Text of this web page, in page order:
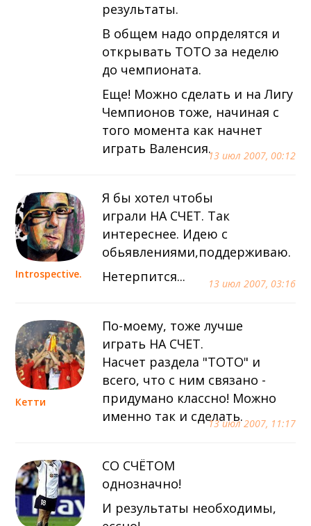
13 июл 2007, 00:12
результаты.
В общем надо опрделятся и
открывать ТОТО за неделю
до чемпионата.
Еще! Можно сделать и на Лигу
Чемпионов тоже, начиная с
того момента как начнет
играть Валенсия.
Introspective.
13 июл 2007, 03:16
Я бы хотел чтобы
играли НА СЧЕТ. Так
интереснее. Идею с
обьявлениями,поддерживаю.
Нетерпится...
Кетти
13 июл 2007, 11:17
По-моему, тоже лучше
играть НА СЧЕТ.
Насчет раздела "ТОТО" и
всего, что с ним связано -
придумано классно! Можно
именно так и сделать.
СО СЧЁТОМ
однозначно!
И результаты необходимы,